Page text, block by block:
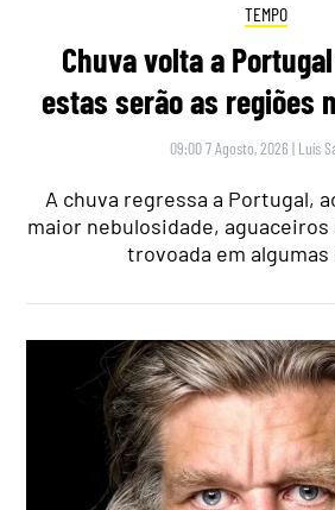
TEMPO
Chuva volta a
estas serão as regiões
09:00 7 Agosto, 2026 | Luís
A chuva regressa a Portugal,
maior nebulosidade,
trovoada em